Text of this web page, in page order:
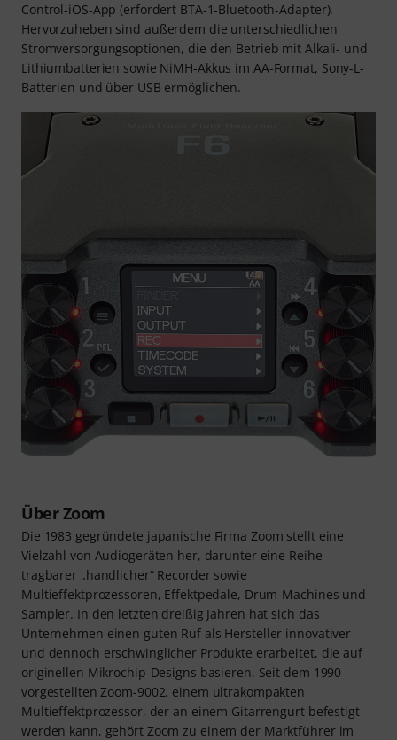
Control-iOS-App (erfordert BTA-1-Bluetooth-Adapter).
Hervorzuheben sind außerdem die unterschiedlichen
Stromversorgungsoptionen, die den Betrieb mit Alkali- und
Lithiumbatterien sowie NiMH-Akkus im AA-Format, Sony-L-
Batterien und über USB ermöglichen.
Über Zoom
Die 1983 gegründete japanische Firma Zoom stellt eine
Vielzahl von Audiogeräten her, darunter eine Reihe
tragbarer „handlicher“ Recorder sowie
Multieffektprozessoren, Effektpedale, Drum-Machines und
Sampler. In den letzten dreißig Jahren hat sich das
Unternehmen einen guten Ruf als Hersteller innovativer
und dennoch erschwinglicher Produkte erarbeitet, die auf
originellen Mikrochip-Designs basieren. Seit dem 1990
vorgestellten Zoom-9002, einem ultrakompakten
Multieffektprozessor, der an einem Gitarrengurt befestigt
werden kann, gehört Zoom zu einem der Marktführer im